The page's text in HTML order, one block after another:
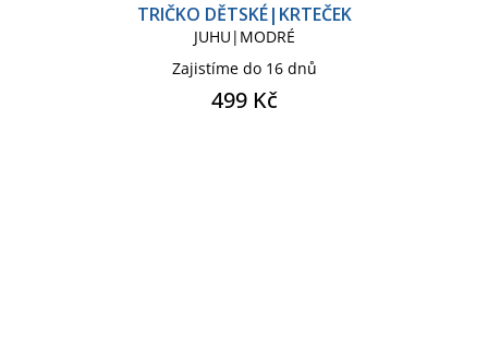
TRIČKO DĚTSKÉ|KRTEČEK
JUHU|MODRÉ
Zajistíme do 16 dnů
499 Kč